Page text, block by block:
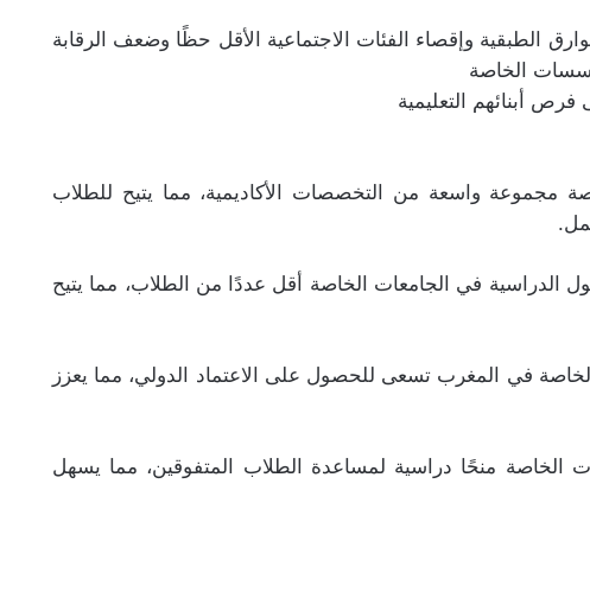
الطبقية وإقصاء الفئات الاجتماعية الأقل حظًا وضعف الرقابة
الخاصة
فرص أبنائهم التعليمية
مجموعة واسعة من التخصصات الأكاديمية، مما يتيح للطلاب
الدراسية في الجامعات الخاصة أقل عددًا من الطلاب، مما يتيح
في المغرب تسعى للحصول على الاعتماد الدولي، مما يعزز
الخاصة منحًا دراسية لمساعدة الطلاب المتفوقين، مما يسهل